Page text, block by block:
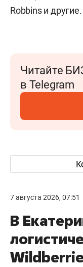
Robbins и другие.
Читайте
в Telegram
7 августа 2026, 07:51
В